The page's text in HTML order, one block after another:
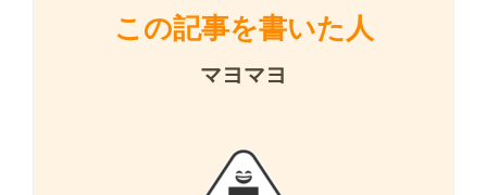
この記事を書いた人
マヨマヨ